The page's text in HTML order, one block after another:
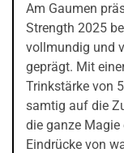
Am Gaumen
Strength 2025
vollmundig und
geprägt. Mit
Trinkstärke von
samtig auf die
die ganze Magie
Eindrücke von